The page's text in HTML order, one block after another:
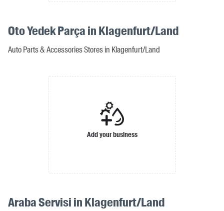
Oto Yedek Parça in Klagenfurt/Land
Auto Parts & Accessories Stores in Klagenfurt/Land
Add your business
Araba Servisi in Klagenfurt/Land